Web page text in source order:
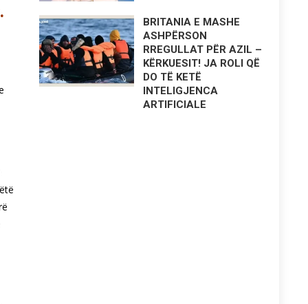
BRITANIA E MASHE
ASHPËRSON
RREGULLAT PËR AZIL –
KËRKUESIT! JA ROLI QË
DO TË KETË
INTELIGJENCA
ARTIFICIALE